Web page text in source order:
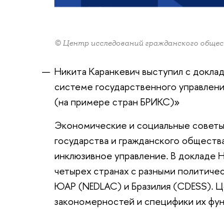
© Центр исследований гражданского
Никита Каранкевич выступил с
системе государственного
(на примере стран БРИКС)»
Экономические и социальные
государства и гражданского
инклюзивное управление. В докладе
четырех странах с разными
ЮАР (NEDLAC) и Бразилия (CDESS).
закономерностей и специфики их